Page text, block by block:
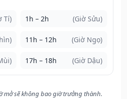
Tí) 1h – 2h (Giờ Sửu)
11h – 12h (Giờ Ngọ)
17h – 18h (Giờ Dậu)
mở sẽ không bao giờ trưởng thành.